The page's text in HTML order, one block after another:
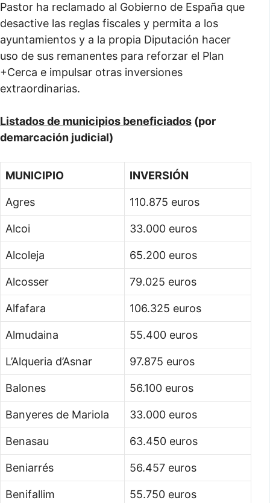
Pastor ha reclamado al Gobierno de España que
desactive las reglas fiscales y permita a los
ayuntamientos y a la propia Diputación hacer
uso de sus remanentes para reforzar el Plan
+Cerca e impulsar otras inversiones
extraordinarias.
Listados de municipios beneficiados (por
demarcación judicial)
MUNICIPIO INVERSIÓN
Agres 110.875 euros
Alcoi 33.000 euros
Alcoleja 65.200 euros
Alcosser 79.025 euros
Alfafara 106.325 euros
Almudaina 55.400 euros
L’Alqueria d’Asnar 97.875 euros
Balones 56.100 euros
Banyeres de Mariola 33.000 euros
Benasau 63.450 euros
Beniarrés 56.457 euros
Benifallim 55.750 euros